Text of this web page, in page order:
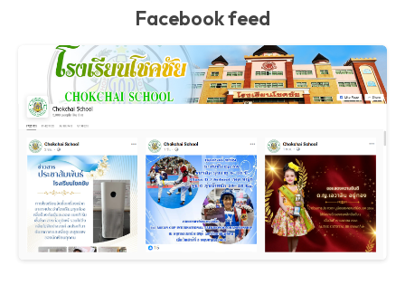
Facebook feed